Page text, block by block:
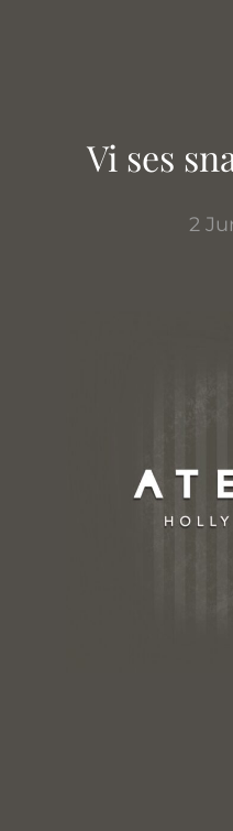
Vi ses
2